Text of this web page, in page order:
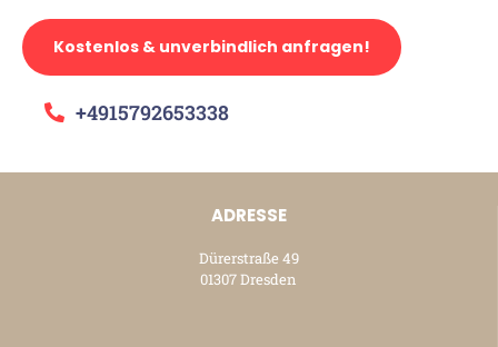
Kostenlos & unverbindlich anfragen!
+4915792653338
ADRESSE
Dürerstraße 49
01307 Dresden